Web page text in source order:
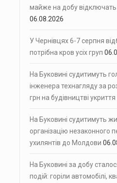
майже на добу відключать
06.08.2026
У Чернівцях 6-7 серпня
потрібна кров усіх груп
На Буковині судитимуть
інженера технагляду за
грн на будівництві
На Буковині судитимуть
організацію незаконного
ухилянтів до Молдови
На Буковині за добу
подій: горіли автомобілі,